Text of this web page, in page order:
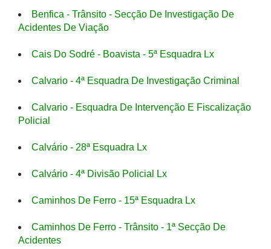
Benfica - Trânsito - Secção De Investigação De
Acidentes De Viação
Cais Do Sodré - Boavista - 5ª Esquadra Lx
Calvario - 4ª Esquadra De Investigação Criminal
Calvario - Esquadra De Intervenção E Fiscalização
Policial
Calvário - 28ª Esquadra Lx
Calvário - 4ª Divisão Policial Lx
Caminhos De Ferro - 15ª Esquadra Lx
Caminhos De Ferro - Trânsito - 1ª Secção De
Acidentes